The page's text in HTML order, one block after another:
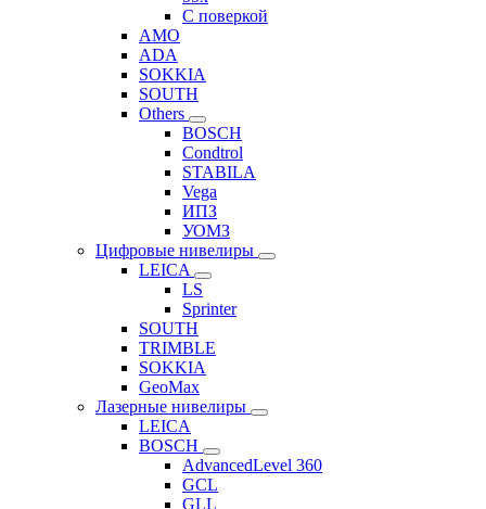
C поверкой
AMO
ADA
SOKKIA
SOUTH
Others
BOSCH
Condtrol
STABILA
Vega
ИПЗ
УОМЗ
Цифровые нивелиры
LEICA
LS
Sprinter
SOUTH
TRIMBLE
SOKKIA
GeoMax
Лазерные нивелиры
LEICA
BOSCH
AdvancedLevel 360
GCL
GLL